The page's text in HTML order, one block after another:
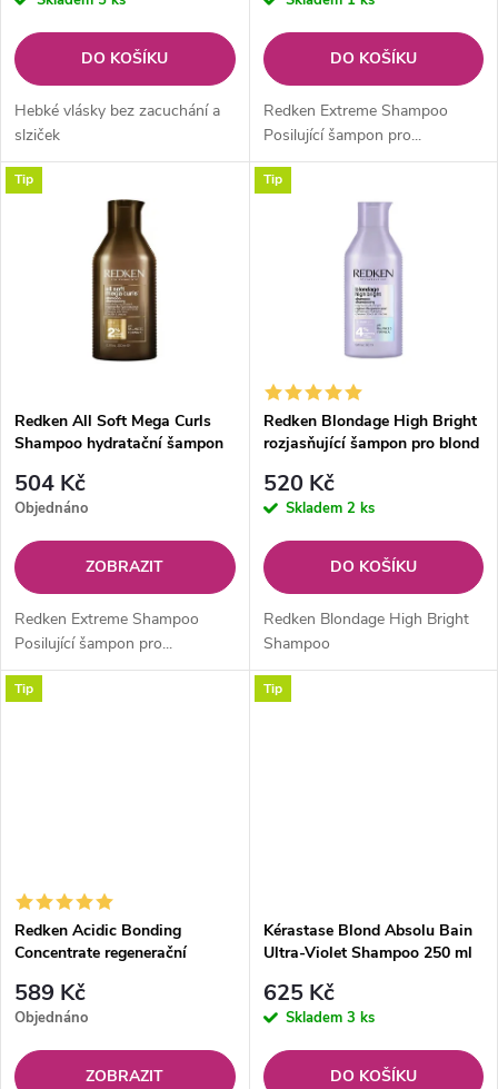
o
d
u
k
o
d
u
DO KOŠÍKU
Hebké vlásky bez zacuchání a
slziček
DO KOŠÍKU
Redken Extreme Shampoo
Posilující šampon pro...
Tip
Redken All Soft Mega Curls
Shampoo hydratační šampon
504 Kč
Objednáno
ZOBRAZIT
Redken Extreme Shampoo
Posilující šampon pro...
Tip
Redken Blondage High Bright
rozjasňující šampon pro blond
520 Kč
Skladem 2 ks
DO KOŠÍKU
Redken Blondage High Bright
Shampoo
Tip
Redken Acidic Bonding
Concentrate regenerační
300 ml
589 Kč
Objednáno
ZOBRAZIT
Tip
Kérastase Blond Absolu Bain
Ultra-Violet Shampoo 250 ml
625 Kč
Skladem 3 ks
DO KOŠÍKU